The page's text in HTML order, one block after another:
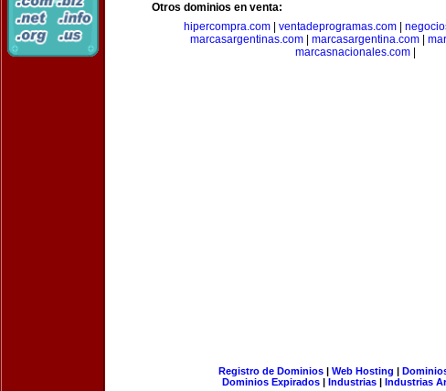
Otros dominios en venta:
hipercompra.com
ventadeprogramas.com
marcasargentinas.com
marcasargentina.com
marcasnacionales.com
Registro de Dominios| Web Hosting |
Dominios Expirados | Industrias | Industrias